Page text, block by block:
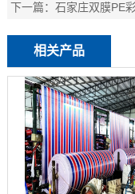
下一篇：石家庄双膜PE
相关产品